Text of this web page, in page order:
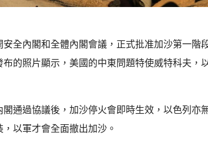
安全內閣和全體內閣會議，正式批准加沙第一階
布的照片顯示，美國的中東問題特使威特科夫，
閣通過協議後，加沙停火會即時生效，以色列亦
以軍才會全面撤出加沙。